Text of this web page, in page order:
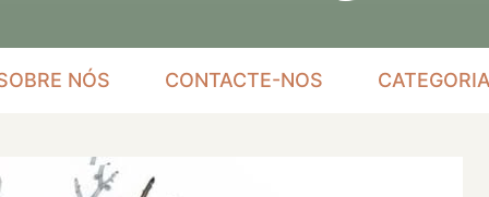
NÓS CONTACTE-NOS